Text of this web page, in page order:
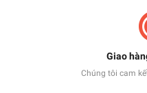
Giao
Chúng tôi cam